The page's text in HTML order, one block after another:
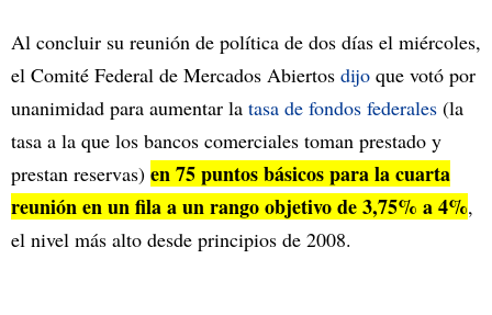
Al concluir su reunión de política de dos días el miércoles,
el Comité Federal de Mercados Abiertos dijo que votó por
unanimidad para aumentar la tasa de fondos federales (la
tasa a la que los bancos comerciales toman prestado y
prestan reservas) en 75 puntos básicos para la cuarta
reunión en un fila a un rango objetivo de 3,75% a 4%,
el nivel más alto desde principios de 2008.